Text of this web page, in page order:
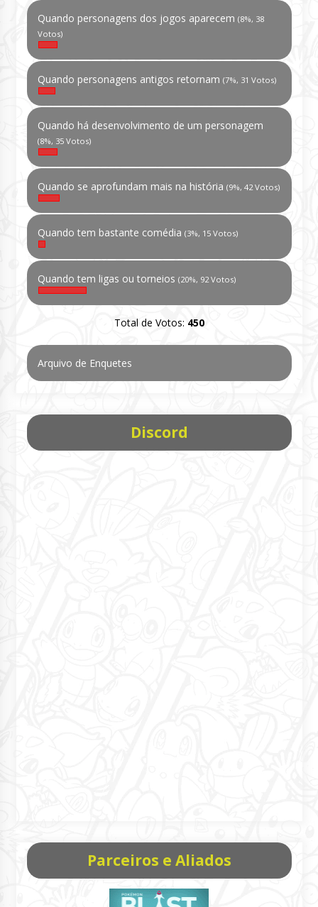
Quando personagens dos jogos aparecem (8%, 38
Votos)
Quando personagens antigos retornam (7%, 31 Votos)
Quando há desenvolvimento de um personagem
(8%, 35 Votos)
Quando se aprofundam mais na história (9%, 42 Votos)
Quando tem bastante comédia (3%, 15 Votos)
Quando tem ligas ou torneios (20%, 92 Votos)
Total de Votos: 450
Arquivo de Enquetes
Discord
Parceiros e Aliados